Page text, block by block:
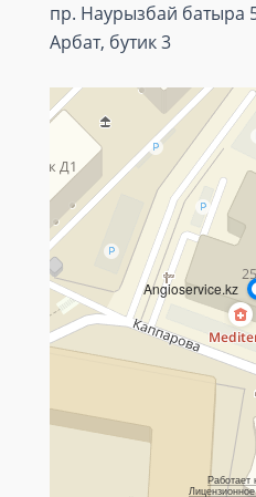
пр. Наурызбай батыра
Арбат, бутик 3